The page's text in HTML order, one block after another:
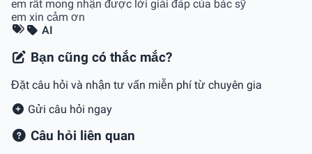
em rất mong nhận được lời giải đáp của bác sỹ
em xin cảm ơn
AI
Bạn cũng có thắc mắc?
Đặt câu hỏi và nhận tư vấn miễn phí từ chuyên gia
Gửi câu hỏi ngay
Câu hỏi liên quan